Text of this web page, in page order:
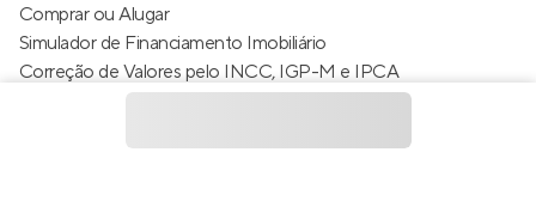
Comprar ou Alugar
Simulador de Financiamento Imobiliário
Correção de Valores pelo INCC, IGP-M e IPCA